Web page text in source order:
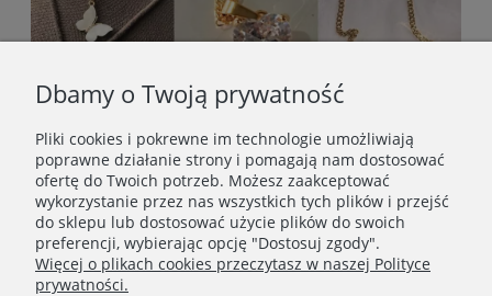
Dbamy o Twoją prywatność
Pliki cookies i pokrewne im technologie umożliwiają
poprawne działanie strony i pomagają nam dostosować
ofertę do Twoich potrzeb. Możesz zaakceptować
wykorzystanie przez nas wszystkich tych plików i przejść
do sklepu lub dostosować użycie plików do swoich
preferencji, wybierając opcję "Dostosuj zgody".
Więcej o plikach cookies przeczytasz w naszej Polityce
prywatności.